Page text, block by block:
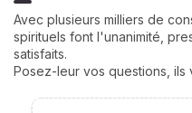
Voici
Avec plusieurs milliers de
spirituels font l'unanimité,
satisfaits.
Posez-leur vos questions, ils